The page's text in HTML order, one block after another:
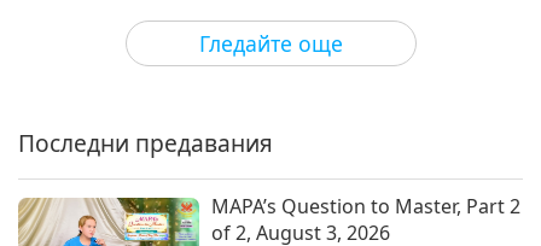
Гледайте още
2018-10-21 7841
2:24
видове на планетата
Последни предавания
MAPA’s Question to Master, Part 2
of 2, August 3, 2026